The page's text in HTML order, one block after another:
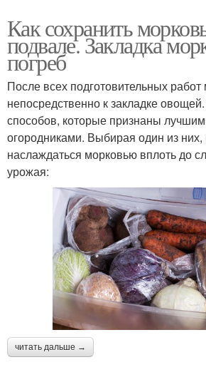
Как сохранить
подвале. Закладка
погреб
После всех подготовительных
непосредственно к закладке
способов, которые признаны
огородниками. Выбирая один из
наслаждаться морковью вплоть до
урожая:
читать дальше →